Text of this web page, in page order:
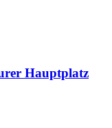
Hauptplatz